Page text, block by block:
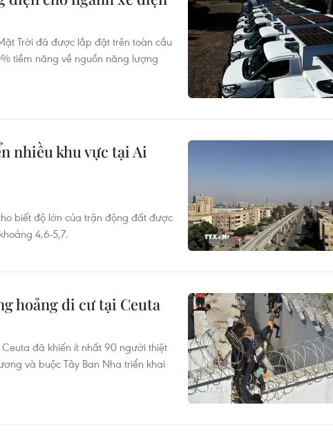
Trời đã được lắp đặt trên toàn cầu
tiềm năng về nguồn năng lượng
nhiều khu vực tại Ai
biết độ lớn của trận động đất được
4,6-5,7.
hoảng di cư tại Ceuta
đã khiến ít nhất 90 người thiệt
và buộc Tây Ban Nha triển khai